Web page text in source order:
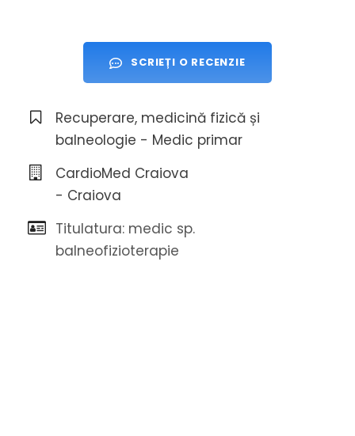
SCRIEȚI O RECENZIE
Recuperare, medicină fizică și
balneologie - Medic primar
CardioMed Craiova
- Craiova
Titulatura: medic sp.
balneofizioterapie